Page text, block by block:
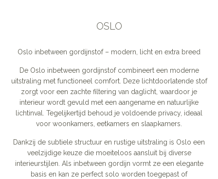
OSLO
Oslo inbetween gordijnstof – modern, licht en extra breed
De Oslo inbetween gordijnstof combineert een moderne
uitstraling met functioneel comfort. Deze lichtdoorlatende stof
zorgt voor een zachte filtering van daglicht, waardoor je
interieur wordt gevuld met een aangename en natuurlijke
lichtinval. Tegelijkertijd behoud je voldoende privacy, ideaal
voor woonkamers, eetkamers en slaapkamers.
Dankzij de subtiele structuur en rustige uitstraling is Oslo een
veelzijdige keuze die moeiteloos aansluit bij diverse
interieurstijlen. Als inbetween gordijn vormt ze een elegante
basis en kan ze perfect solo worden toegepast of